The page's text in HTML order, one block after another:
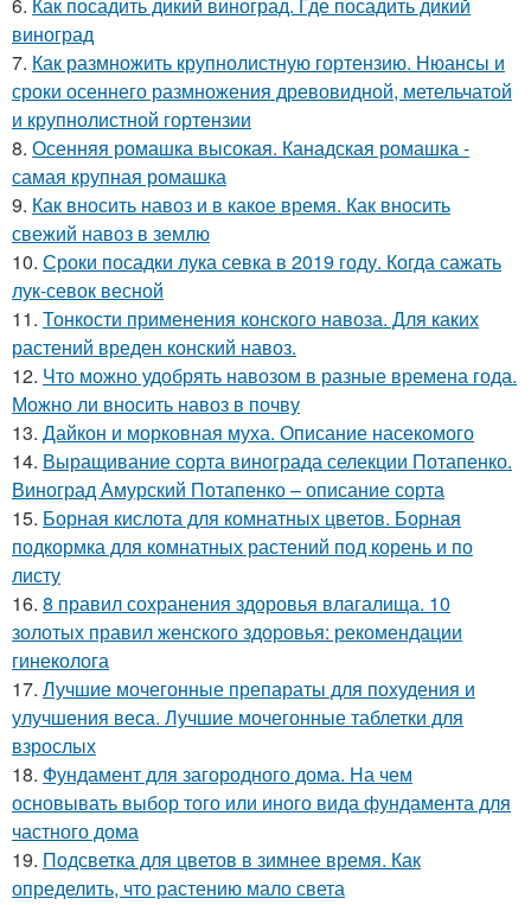
виноград
7. Как размножить крупнолистную гортензию. Нюансы и
сроки осеннего размножения древовидной, метельчатой
и крупнолистной гортензии
8. Осенняя ромашка высокая. Канадская ромашка -
самая крупная ромашка
9. Как вносить навоз и в какое время. Как вносить
свежий навоз в землю
10. Сроки посадки лука севка в 2019 году. Когда сажать
лук-севок весной
11. Тонкости применения конского навоза. Для каких
растений вреден конский навоз.
12. Что можно удобрять навозом в разные времена года.
Можно ли вносить навоз в почву
13. Дайкон и морковная муха. Описание насекомого
14. Выращивание сорта винограда селекции Потапенко.
Виноград Амурский Потапенко – описание сорта
15. Борная кислота для комнатных цветов. Борная
подкормка для комнатных растений под корень и по
листу
16. 8 правил сохранения здоровья влагалища. 10
золотых правил женского здоровья: рекомендации
гинеколога
17. Лучшие мочегонные препараты для похудения и
улучшения веса. Лучшие мочегонные таблетки для
взрослых
18. Фундамент для загородного дома. На чем
основывать выбор того или иного вида фундамента для
частного дома
19. Подсветка для цветов в зимнее время. Как
определить, что растению мало света